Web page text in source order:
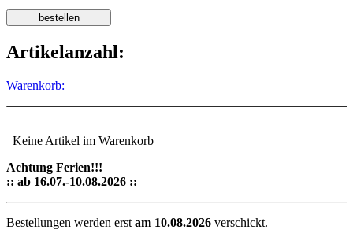
Artikelanzahl:
Warenkorb:
Keine Artikel im Warenkorb
Achtung Ferien!!!
:: ab 16.07.-10.08.2026 ::
Bestellungen werden erst am 10.08.2026 verschickt.